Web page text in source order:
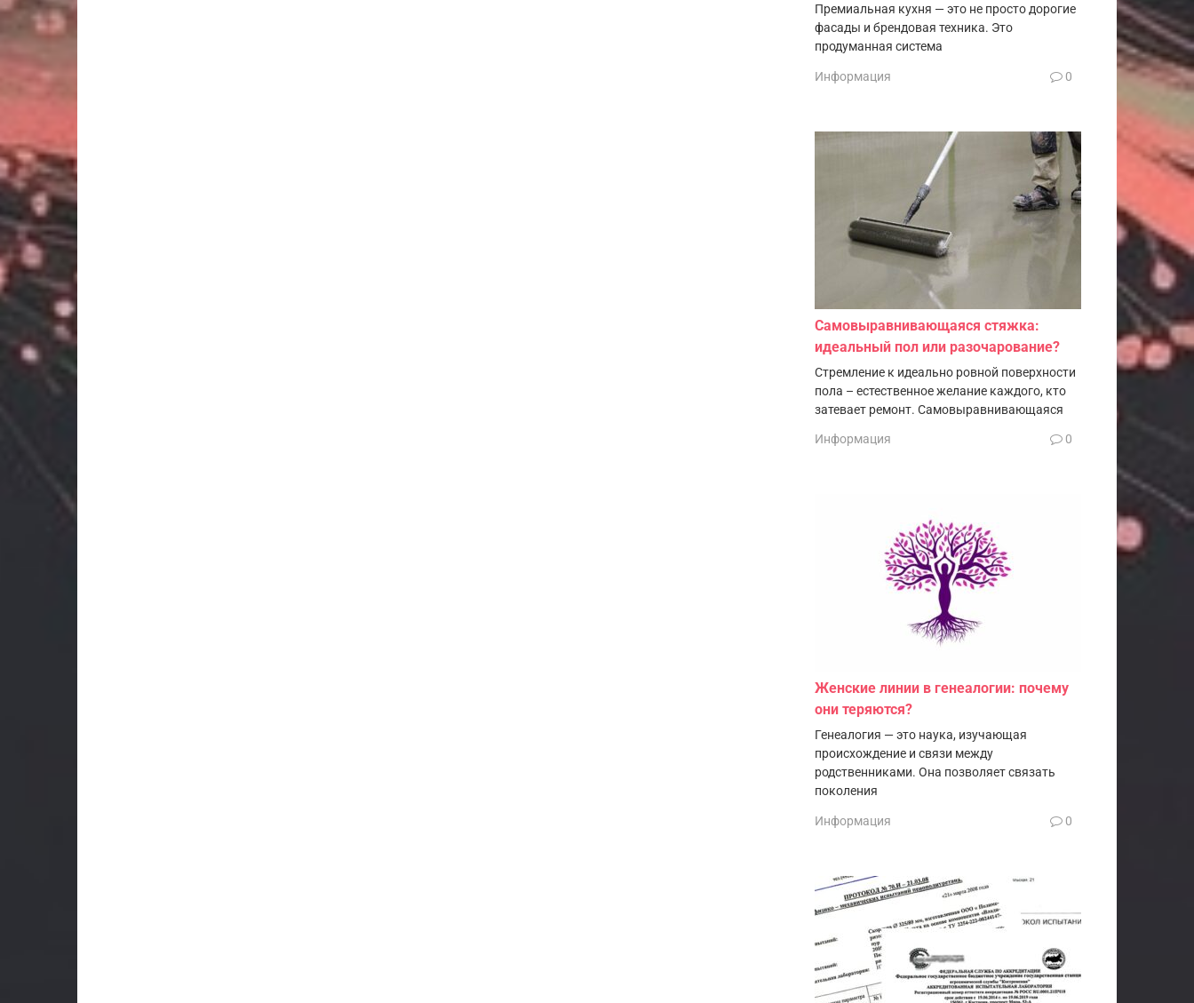
Премиальная кухня — это не просто дорогие
фасады и брендовая техника. Это
продуманная система
Информация 0
Самовыравнивающаяся стяжка:
идеальный пол или разочарование?
Стремление к идеально ровной поверхности
пола – естественное желание каждого, кто
затевает ремонт. Самовыравнивающаяся
Информация 0
Женские линии в генеалогии: почему
они теряются?
Генеалогия — это наука, изучающая
происхождение и связи между
родственниками. Она позволяет связать
поколения
Информация 0